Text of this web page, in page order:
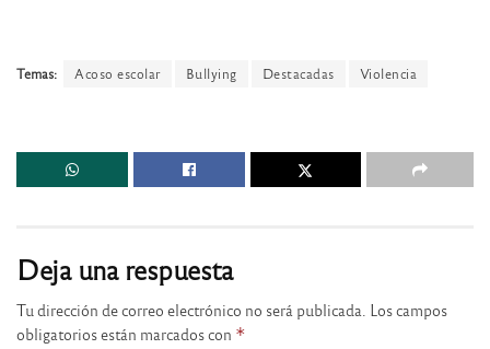
Temas: Acoso escolar Bullying Destacadas Violencia
Deja una respuesta
Tu dirección de correo electrónico no será publicada. Los campos
obligatorios están marcados con *